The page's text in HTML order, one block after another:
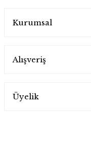
Kurumsal
Alışveriş
Üyelik